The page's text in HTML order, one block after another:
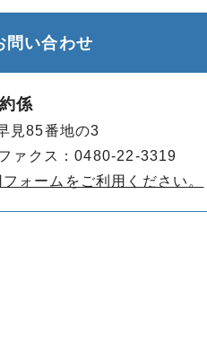
問い合わせ
係
見85番地の3
ァクス：0480-22-3319
ォームをご利用ください。